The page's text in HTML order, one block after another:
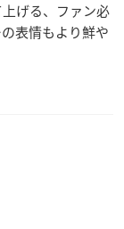
げる、ファン必
表情もより鮮や